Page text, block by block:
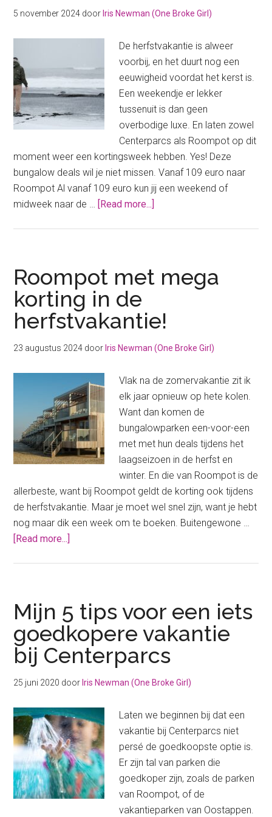
5 november 2024 door Iris Newman (One Broke Girl)
De herfstvakantie is alweer
voorbij, en het duurt nog een
eeuwigheid voordat het kerst is.
Een weekendje er lekker
tussenuit is dan geen
overbodige luxe. En laten zowel
Centerparcs als Roompot op dit
moment weer een kortingsweek hebben. Yes! Deze
bungalow deals wil je niet missen. Vanaf 109 euro naar
Roompot Al vanaf 109 euro kun jij een weekend of
midweek naar de …
[Read more...]
een
er
tussenuit
voor
Roompot met mega
korting in de
herfstvakantie!
23 augustus 2024 door Iris Newman (One Broke Girl)
Vlak na de zomervakantie zit ik
elk jaar opnieuw op hete kolen.
Want dan komen de
bungalowparken een-voor-een
met met hun deals tijdens het
laagseizoen in de herfst en
winter. En die van Roompot is de
allerbeste, want bij Roompot geldt de korting ook tijdens
de herfstvakantie. Maar je moet wel snel zijn, want je hebt
nog maar dik een week om te boeken. Buitengewone …
[Read more...]
korting
in
de
herfstvakantie!
Mijn 5 tips voor een iets
goedkopere vakantie
bij Centerparcs
25 juni 2020 door Iris Newman (One Broke Girl)
Laten we beginnen bij dat een
vakantie bij Centerparcs niet
persé de goedkoopste optie is.
Er zijn tal van parken die
goedkoper zijn, zoals de parken
van Roompot, of de
vakantieparken van Oostappen.